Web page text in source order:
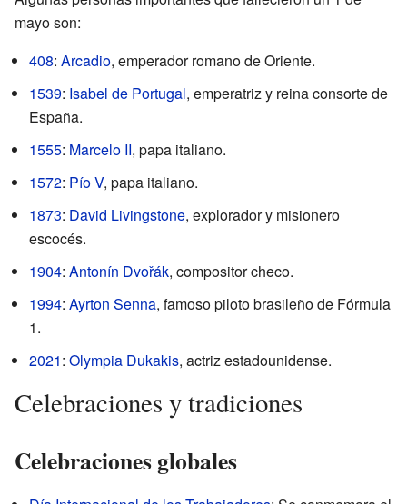
mayo son:
408: Arcadio, emperador romano de Oriente.
1539: Isabel de Portugal, emperatriz y reina consorte de
España.
1555: Marcelo II, papa italiano.
1572: Pío V, papa italiano.
1873: David Livingstone, explorador y misionero
escocés.
1904: Antonín Dvořák, compositor checo.
1994: Ayrton Senna, famoso piloto brasileño de Fórmula
1.
2021: Olympia Dukakis, actriz estadounidense.
Celebraciones y tradiciones
Celebraciones globales